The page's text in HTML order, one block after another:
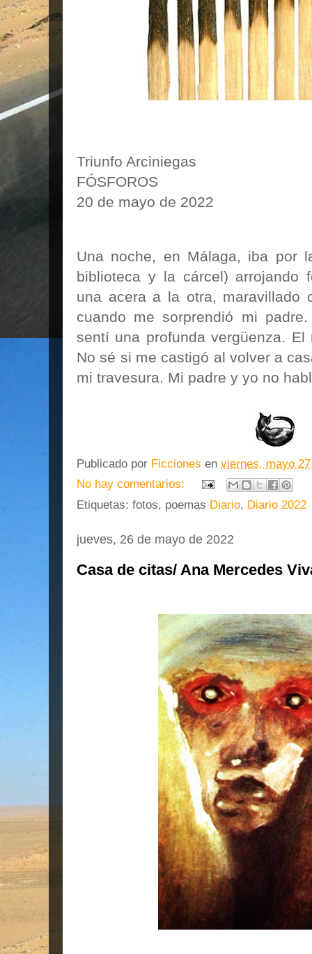
Triunfo Arciniegas
FÓSFOROS
20 de mayo de 2022
Una noche, en Málaga, iba por
biblioteca y la cárcel) arrojando
una acera a la otra, maravillado
cuando me sorprendió mi
sentí una profunda vergüenza. El
No sé si me castigó al volver a
mi travesura. Mi padre y yo no
Publicado por Ficciones en viernes, mayo
No hay comentarios:
Etiquetas: fotos, poemas Diario, Diario 2022
jueves, 26 de mayo de 2022
Casa de citas/ Ana Mercedes